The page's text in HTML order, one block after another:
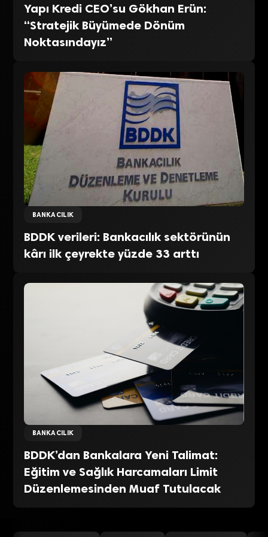
Yapı Kredi CEO’su Gökhan Erün:
“Stratejik Büyümede Dönüm
Noktasındayız”
BANKACILIK
BDDK verileri: Bankacılık sektörünün
kârı ilk çeyrekte yüzde 33 arttı
BANKACILIK
BDDK’dan Bankalara Yeni Talimat:
Eğitim ve Sağlık Harcamaları Limit
Düzenlemesinden Muaf Tutulacak